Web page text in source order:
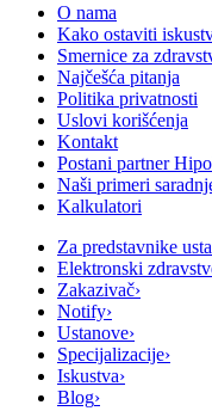
O nama
Kako ostaviti
Smernice za
Najčešća pitanja
Politika privatnosti
Uslovi korišćenja
Kontakt
Postani partner
Naši primeri
Kalkulatori
Za predstavnike
Elektronski
Zakazivač›
Notify›
Ustanove›
Specijalizacije›
Iskustva›
Blog›